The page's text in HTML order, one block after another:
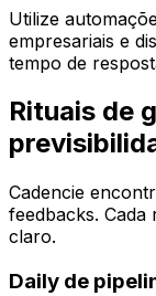
Utilize
empresariais e
tempo de
Rituais de
Cadencie
feedbacks.
claro.
Daily de